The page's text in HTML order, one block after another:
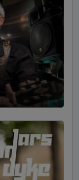
du hast eine
unsere
und
Gast
und mit
- dafür
Über
großartige
besonderer
von
und
ein
du so